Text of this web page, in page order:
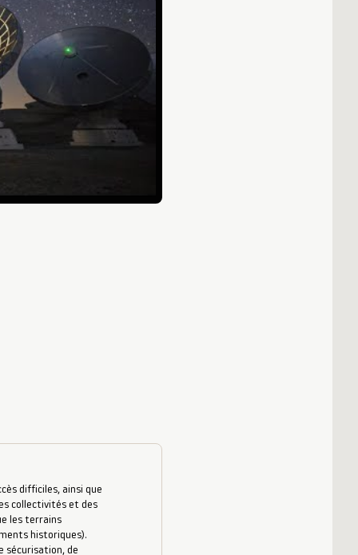
difficiles, ainsi que
collectivités et des
les terrains
historiques).
sécurisation, de